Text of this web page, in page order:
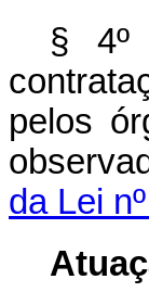
§ 4º
pelos
da Lei